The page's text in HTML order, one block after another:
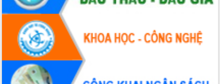
Du lịch Đắk Lắk nâng tầm trải nghiệm
du khách thông qua Hệ thống cơ sở dữ
liệu và Bản đồ số
Tập huấn ứng dụng trí tuệ nhân tạo (AI)
trong thương mại điện tử năm 2026
Đoàn đại biểu Quốc hội tỉnh Đắk Lắk
trao đổi thông tin trước Kỳ họp thứ
nhất, Quốc hội khóa XVI